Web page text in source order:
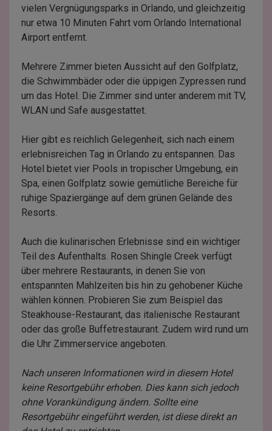
vielen Vergnügungsparks in Orlando, und gleichzeitig
nur etwa 10 Minuten Fahrt vom Orlando International
Airport entfernt.
Mehrere Zimmer bieten Aussicht auf den Golfplatz,
die Schwimmbäder oder die üppigen Zypressen rund
um das Hotel. Die Zimmer sind unter anderem mit TV,
WLAN und Safe ausgestattet.
Hier gibt es reichlich Gelegenheit, sich nach einem
erlebnisreichen Tag in Orlando zu entspannen. Das
Hotel bietet vier Pools in tropischer Umgebung, ein
Spa, einen Golfplatz sowie gemütliche Bereiche für
ruhige Spaziergänge auf dem grünen Gelände des
Resorts.
Auch die kulinarischen Erlebnisse sind ein wichtiger
Teil des Aufenthalts. Rosen Shingle Creek verfügt
über mehrere Restaurants, in denen Sie von
entspannten Mahlzeiten bis hin zu gehobener Küche
wählen können. Probieren Sie zum Beispiel das
Steakhouse-Restaurant, das italienische Restaurant
oder das große Buffetrestaurant. Zudem wird rund um
die Uhr Zimmerservice angeboten.
Nach unseren Informationen wird in diesem Hotel
keine Resortgebühr erhoben. Dies kann sich jedoch
ohne Vorankündigung ändern. Sollte eine
Resortgebühr eingeführt werden, ist diese direkt an